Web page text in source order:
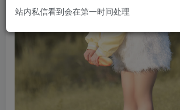
站内私信看到会在第一时间处理